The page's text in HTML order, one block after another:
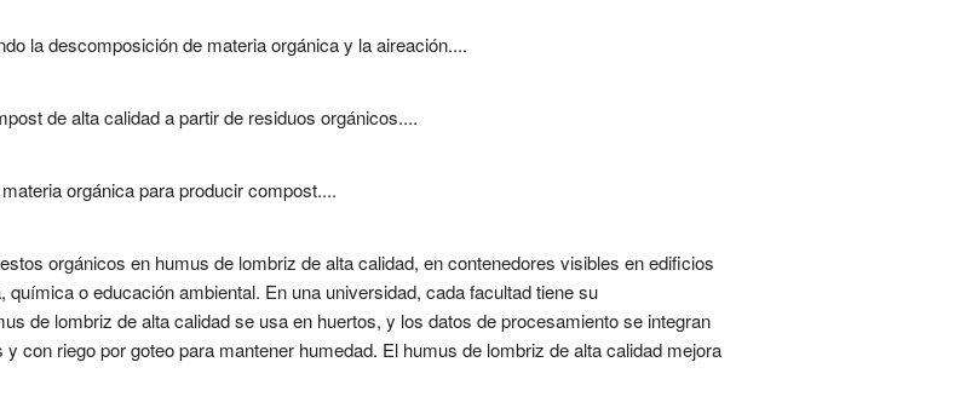
la descomposición de materia orgánica y la aireación....
de alta calidad a partir de residuos orgánicos....
orgánica para producir compost....
orgánicos en humus de lombriz de alta calidad, en contenedores visibles en edificios
o educación ambiental. En una universidad, cada facultad tiene su
de lombriz de alta calidad se usa en huertos, y los datos de procesamiento se integran
con riego por goteo para mantener humedad. El humus de lombriz de alta calidad mejora